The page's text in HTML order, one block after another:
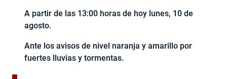
A partir de las 13:00 horas de hoy lunes, 10 de
agosto.
Ante los avisos de nivel naranja y amarillo por
fuertes lluvias y tormentas.